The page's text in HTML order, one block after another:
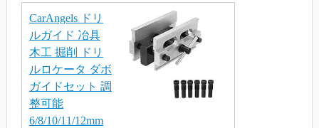
CarAngels ドリ
ルガイド 冶具
木工 掘削 ドリ
ルロケータ ダボ
ガイドセット 調
整可能
6/8/10/11/12mm